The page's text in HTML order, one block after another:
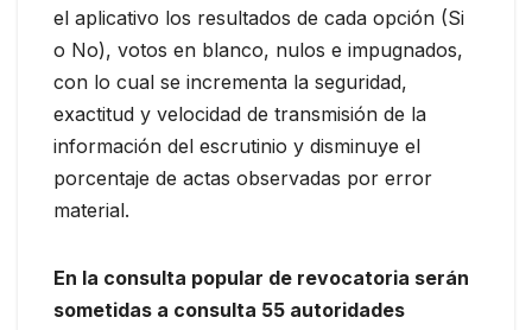
el aplicativo los resultados de cada opción (Si
o No), votos en blanco, nulos e impugnados,
con lo cual se incrementa la seguridad,
exactitud y velocidad de transmisión de la
información del escrutinio y disminuye el
porcentaje de actas observadas por error
material.
En la consulta popular de revocatoria serán
sometidas a consulta 55 autoridades